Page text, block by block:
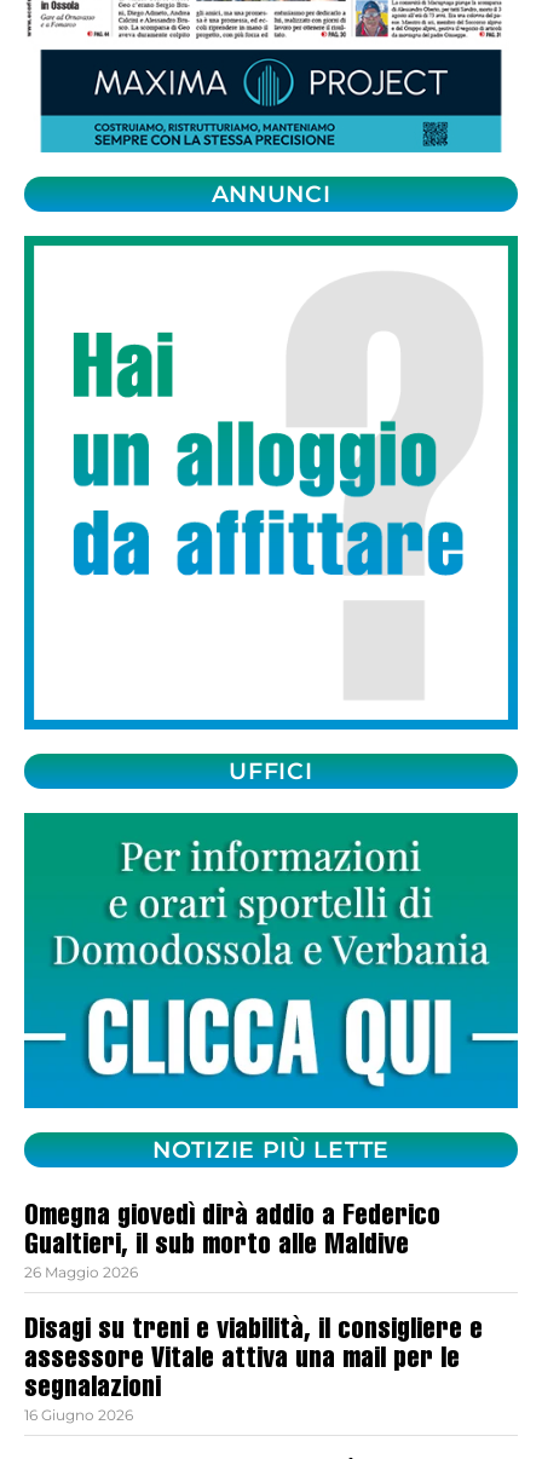
ANNUNCI
UFFICI
NOTIZIE PIÙ LETTE
Omegna giovedì dirà addio a Federico
Gualtieri, il sub morto alle Maldive
26 Maggio 2026
Disagi su treni e viabilità, il consigliere e
assessore Vitale attiva una mail per le
segnalazioni
16 Giugno 2026